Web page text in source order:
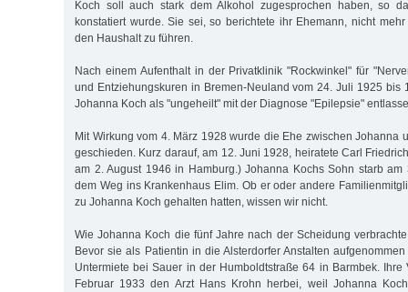
Koch soll auch stark dem Alkohol zugesprochen haben, so
konstatiert wurde. Sie sei, so berichtete ihr Ehemann, nicht
den Haushalt zu führen.
Nach einem Aufenthalt in der Privatklinik "Rockwinkel" für
und Entziehungskuren in Bremen-Neuland vom 24. Juli 1925 bis
Johanna Koch als "ungeheilt" mit der Diagnose "Epilepsie"
Mit Wirkung vom 4. März 1928 wurde die Ehe zwischen Johanna
geschieden. Kurz darauf, am 12. Juni 1928, heiratete Carl
am 2. August 1946 in Hamburg.) Johanna Kochs Sohn starb am
dem Weg ins Krankenhaus Elim. Ob er oder andere
zu Johanna Koch gehalten hatten, wissen wir nicht.
Wie Johanna Koch die fünf Jahre nach der Scheidung
Bevor sie als Patientin in die Alsterdorfer Anstalten
Untermiete bei Sauer in der Humboldtstraße 64 in Barmbek. Ihre
Februar 1933 den Arzt Hans Krohn herbei, weil Johanna